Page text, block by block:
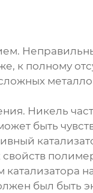
.
к полному
Никель
быть
был быть